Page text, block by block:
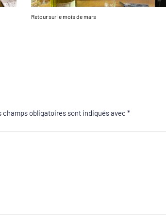
Retour sur le mois de mars
champs obligatoires sont indiqués avec *